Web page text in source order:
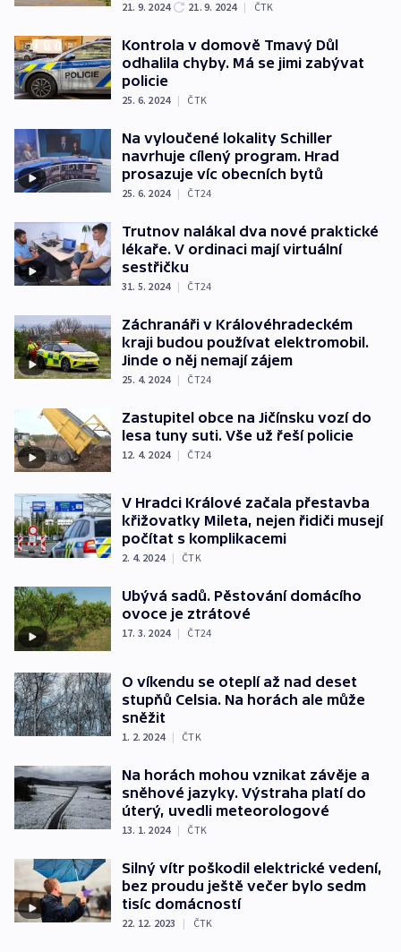
21. 9. 2024 21. 9. 2024 | ČTK
Kontrola v domově Tmavý Důl
odhalila chyby. Má se jimi zabývat
policie
25. 6. 2024 | ČTK
Na vyloučené lokality Schiller
navrhuje cílený program. Hrad
prosazuje víc obecních bytů
25. 6. 2024 | ČT24
Trutnov nalákal dva nové praktické
lékaře. V ordinaci mají virtuální
sestřičku
31. 5. 2024 | ČT24
Záchranáři v Královéhradeckém
kraji budou používat elektromobil.
Jinde o něj nemají zájem
25. 4. 2024 | ČT24
Zastupitel obce na Jičínsku vozí do
lesa tuny suti. Vše už řeší policie
12. 4. 2024 | ČT24
V Hradci Králové začala přestavba
křižovatky Mileta, nejen řidiči musejí
počítat s komplikacemi
2. 4. 2024 | ČTK
Ubývá sadů. Pěstování domácího
ovoce je ztrátové
17. 3. 2024 | ČT24
O víkendu se oteplí až nad deset
stupňů Celsia. Na horách ale může
sněžit
1. 2. 2024 | ČTK
Na horách mohou vznikat závěje a
sněhové jazyky. Výstraha platí do
úterý, uvedli meteorologové
13. 1. 2024 | ČTK
Silný vítr poškodil elektrické vedení,
bez proudu ještě večer bylo sedm
tisíc domácností
22. 12. 2023 | ČTK